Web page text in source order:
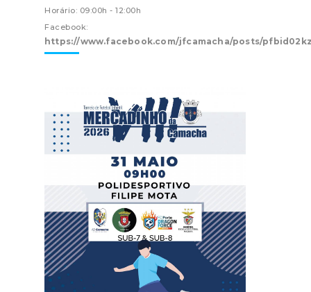
Horário: 09:00h - 12:00h
Facebook:
https://www.facebook.com/jfcamacha/posts/